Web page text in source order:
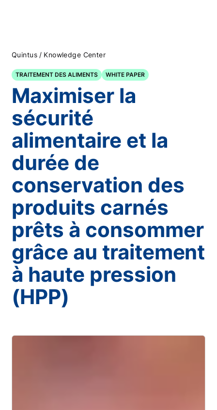
Quintus / Knowledge Center
TRAITEMENT DES ALIMENTS WHITE PAPER
Maximiser la
sécurité
alimentaire et la
durée de
conservation des
produits carnés
prêts à consommer
grâce au traitement
à haute pression
(HPP)